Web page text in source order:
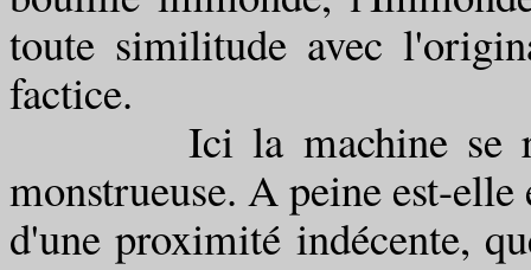
toute similitude avec
factice.
Ici la machine se
monstrueuse. A peine est-
d'une proximité indécente,